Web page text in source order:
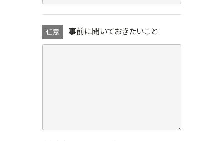
任意 事前に聞いておきたいこと